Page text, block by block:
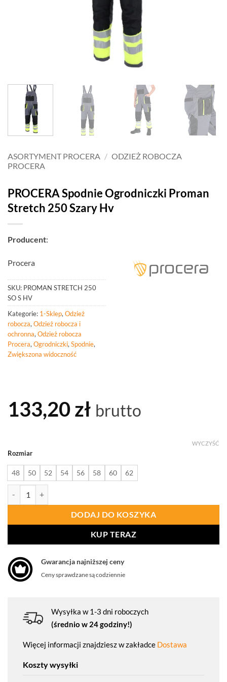
ASORTYMENT PROCERA / ODZIEŻ ROBOCZA
PROCERA
PROCERA Spodnie Ogrodniczki Proman
Stretch 250 Szary Hv
Producent:
Procera
SKU: PROMAN STRETCH 250
SO S HV
Kategorie: 1-Sklep, Odzież
robocza, Odzież robocza i
ochronna, Odzież robocza
Procera, Ogrodniczki, Spodnie,
Zwiększona widoczność
133,20zł brutto
Rozmiar
48 50 52 54 56 58 60 62
WYCZYŚĆ
DODAJ DO KOSZYKA
KUP TERAZ
Gwarancja najniższej ceny
Ceny sprawdzane są codziennie
Wysyłka w 1-3 dni roboczych
(średnio w 24 godziny!)
Więcej informacji znajdziesz w zakładce Dostawa
Koszty wysyłki